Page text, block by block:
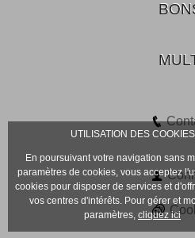
UTILISATION DES COOKIES
En poursuivant votre navigation sans
paramètres de cookies, vous acceptez
cookies pour disposer de services et
vos centres d'intérêts. Pour gérer et
paramètres, cliquez ici